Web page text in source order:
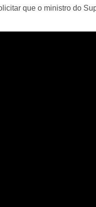
que o ministro do